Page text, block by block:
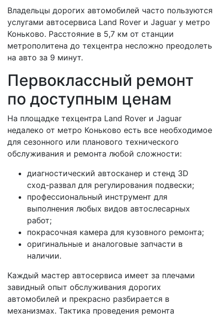
Владельцы дорогих автомобилей часто пользуются
услугами автосервиса Land Rover и Jaguar у метро
Коньково. Расстояние в 5,7 км от станции
метрополитена до техцентра несложно преодолеть
на авто за 9 минут.
Первоклассный ремонт
по доступным ценам
На площадке техцентра Land Rover и Jaguar
недалеко от метро Коньково есть все необходимое
для сезонного или планового технического
обслуживания и ремонта любой сложности:
диагностический автосканер и стенд 3D
сход-развал для регулирования подвески;
профессиональный инструмент для
выполнения любых видов автослесарных
работ;
покрасочная камера для кузовного ремонта;
оригинальные и аналоговые запчасти в
наличии.
Каждый мастер автосервиса имеет за плечами
завидный опыт обслуживания дорогих
автомобилей и прекрасно разбирается в
механизмах. Тактика проведения ремонта